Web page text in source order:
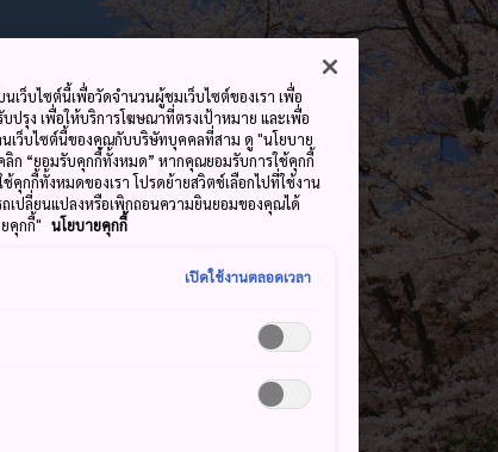
ว็บไซต์นี้เพื่อวัดจำนวนผู้ชมเว็บไซต์ของเรา เพื่อ
รุง เพื่อให้บริการโฆษณาที่ตรงเป้าหมาย และเพื่อ
นเว็บไซต์นี้ของคุณกับบริษัทบุคคลที่สาม ดู "นโยบาย
ก “ยอมรับคุกกี้ทั้งหมด” หากคุณยอมรับการใช้คุกกี้
คุกกี้ทั้งหมดของเรา โปรดย้ายสวิตช์เลือกไปที่ใช้งาน
เปลี่ยนแปลงหรือเพิกถอนความยินยอมของคุณได้
คุกกี้" นโยบายคุกกี้
เปิดใช้งานตลอดเวลา